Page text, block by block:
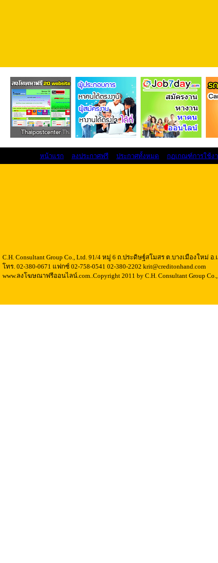
หน้าแรก ลงประกาศฟรี ประกาศทั้งหมด กฏเกณฑ์การใช้ง
C.H. Consultant Group Co., Ltd. 91/4 หมู่ 6 ถ.ประดิษฐ์สโมสร ต.บางเมืองใหม่ อ
โทร. 02-380-0671 แฟกซ์ 02-758-0541 02-380-2202 krit@creditonhand.com
www.ลงโฆษณาฟรีออนไลน์.com..Copyright 2011 by C.H. Consultant Group